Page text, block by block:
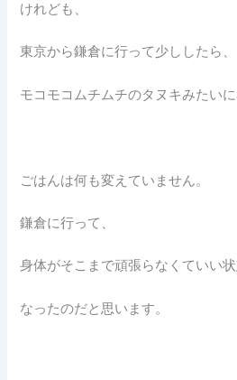
けれども、
東京から鎌倉に行って少ししたら、
モコモコムチムチのタヌキみたいに
ごはんは何も変えていません。
鎌倉に行って、
身体がそこまで頑張らなくていい
なったのだと思います。